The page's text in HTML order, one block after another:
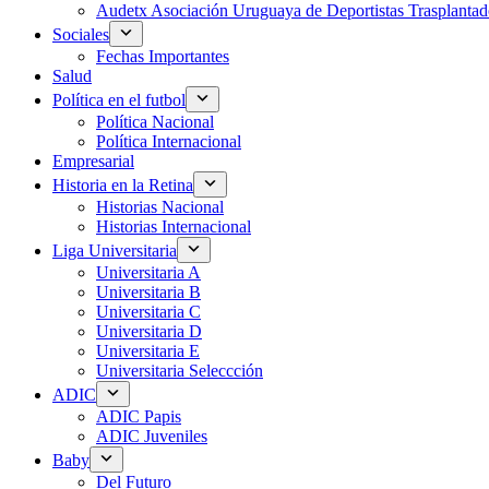
Audetx Asociación Uruguaya de Deportistas
Sociales
Fechas Importantes
Salud
Política en el futbol
Política Nacional
Política Internacional
Empresarial
Historia en la Retina
Historias Nacional
Historias Internacional
Liga Universitaria
Universitaria A
Universitaria B
Universitaria C
Universitaria D
Universitaria E
Universitaria Seleccción
ADIC
ADIC Papis
ADIC Juveniles
Baby
Del Futuro